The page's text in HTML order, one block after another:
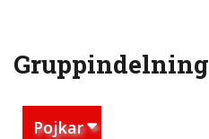
Gruppindelning
Pojkar